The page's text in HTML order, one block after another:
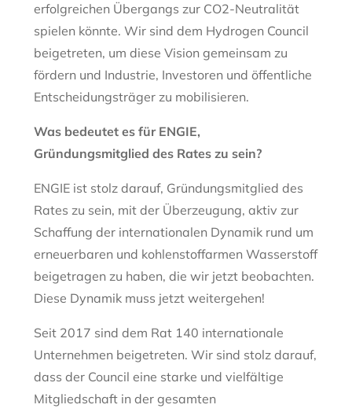
erfolgreichen Übergangs zur CO2-Neutralität
spielen könnte. Wir sind dem Hydrogen Council
beigetreten, um diese Vision gemeinsam zu
fördern und Industrie, Investoren und öffentliche
Entscheidungsträger zu mobilisieren.
Was bedeutet es für ENGIE,
Gründungsmitglied des Rates zu sein?
ENGIE ist stolz darauf, Gründungsmitglied des
Rates zu sein, mit der Überzeugung, aktiv zur
Schaffung der internationalen Dynamik rund um
erneuerbaren und kohlenstoffarmen Wasserstoff
beigetragen zu haben, die wir jetzt beobachten.
Diese Dynamik muss jetzt weitergehen!
Seit 2017 sind dem Rat 140 internationale
Unternehmen beigetreten. Wir sind stolz darauf,
dass der Council eine starke und vielfältige
Mitgliedschaft in der gesamten